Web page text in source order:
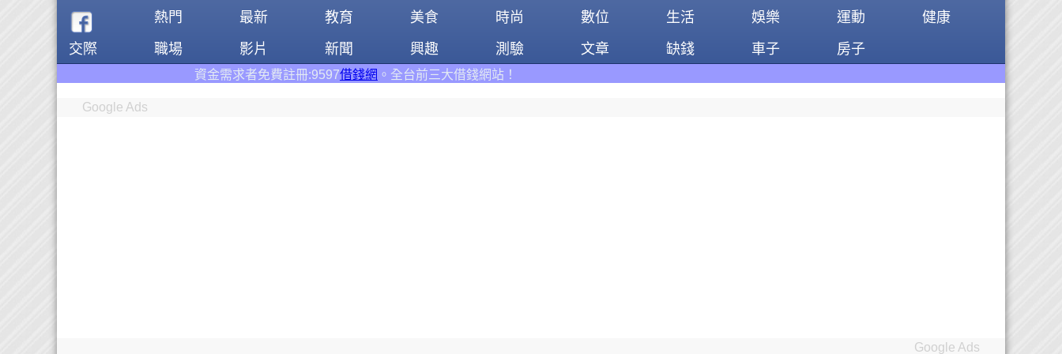
熱門 最新 教育 美食 時尚 數位 生活 娛樂 運動
健康
交際
職場 影片 新聞 興趣 測驗 文章 缺錢 車子 房子
資金需求者免費註冊:9597借錢網。全台前三大借錢網站！
Google Ads
Google Ads